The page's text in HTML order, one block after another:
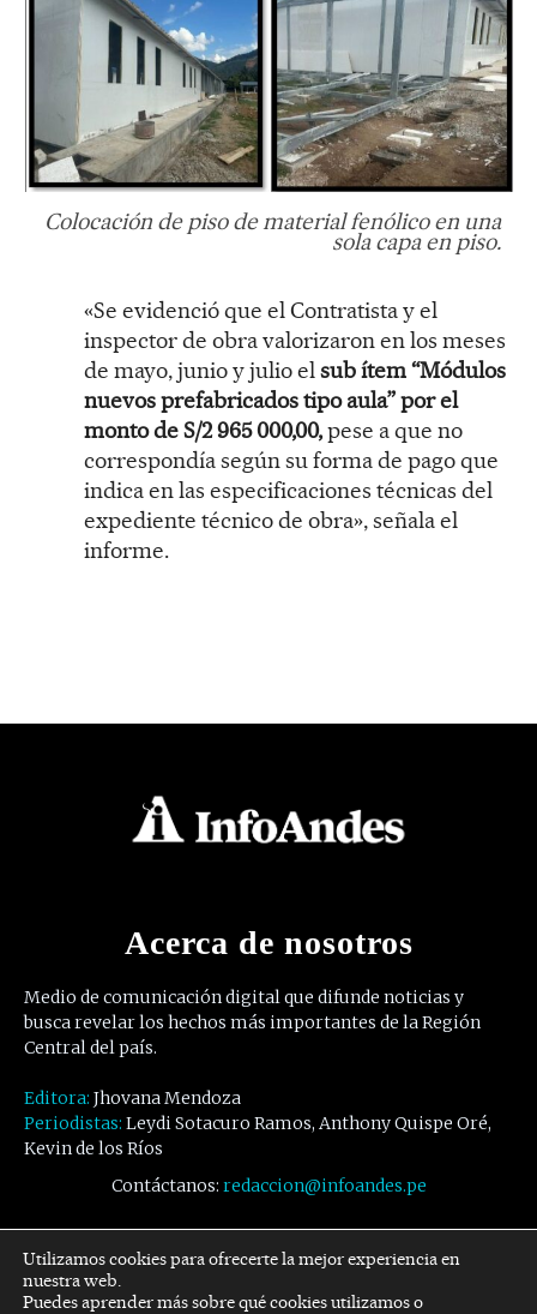
Colocación de piso de material fenólico en una
sola capa en piso.
«Se evidenció que el Contratista y el
inspector de obra valorizaron en los meses
de mayo, junio y julio el sub ítem “Módulos
nuevos prefabricados tipo aula” por el
monto de S/2 965 000,00,pese a que no
correspondía según su forma de pago que
indica en las especificaciones técnicas del
expediente técnico de obra», señala el
informe.
Acerca de nosotros
Medio de comunicación digital que difunde noticias y
busca revelar los hechos más importantes de la Región
Central del país.
Editora: Jhovana Mendoza
Periodistas: Leydi Sotacuro Ramos, Anthony Quispe Oré,
Kevin de los Ríos
Contáctanos: redaccion@infoandes.pe
Síguenos
Facebook Twitter Youtube
Utilizamos cookies para ofrecerte la mejor experiencia en
nuestra web.
Puedes aprender más sobre qué cookies utilizamos o